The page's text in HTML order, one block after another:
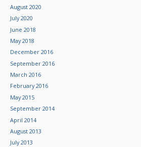
August 2020
July 2020
June 2018
May 2018
December 2016
September 2016
March 2016
February 2016
May 2015
September 2014
April 2014
August 2013
July 2013